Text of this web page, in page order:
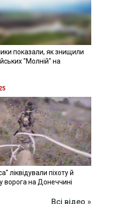
показали, як знищили
"Молній" на
ліквідували піхоту й
ворога на Донеччині
Всі відео »